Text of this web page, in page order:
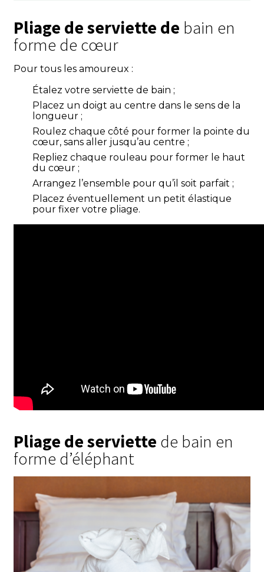
Pliage de serviette de bain en
forme de cœur
Pour tous les amoureux :
Étalez votre serviette de bain ;
Placez un doigt au centre dans le sens de la
longueur ;
Roulez chaque côté pour former la pointe du
cœur, sans aller jusqu’au centre ;
Repliez chaque rouleau pour former le haut
du cœur ;
Arrangez l’ensemble pour qu’il soit parfait ;
Placez éventuellement un petit élastique
pour fixer votre pliage.
Pliage de serviette de bain en
forme d’éléphant